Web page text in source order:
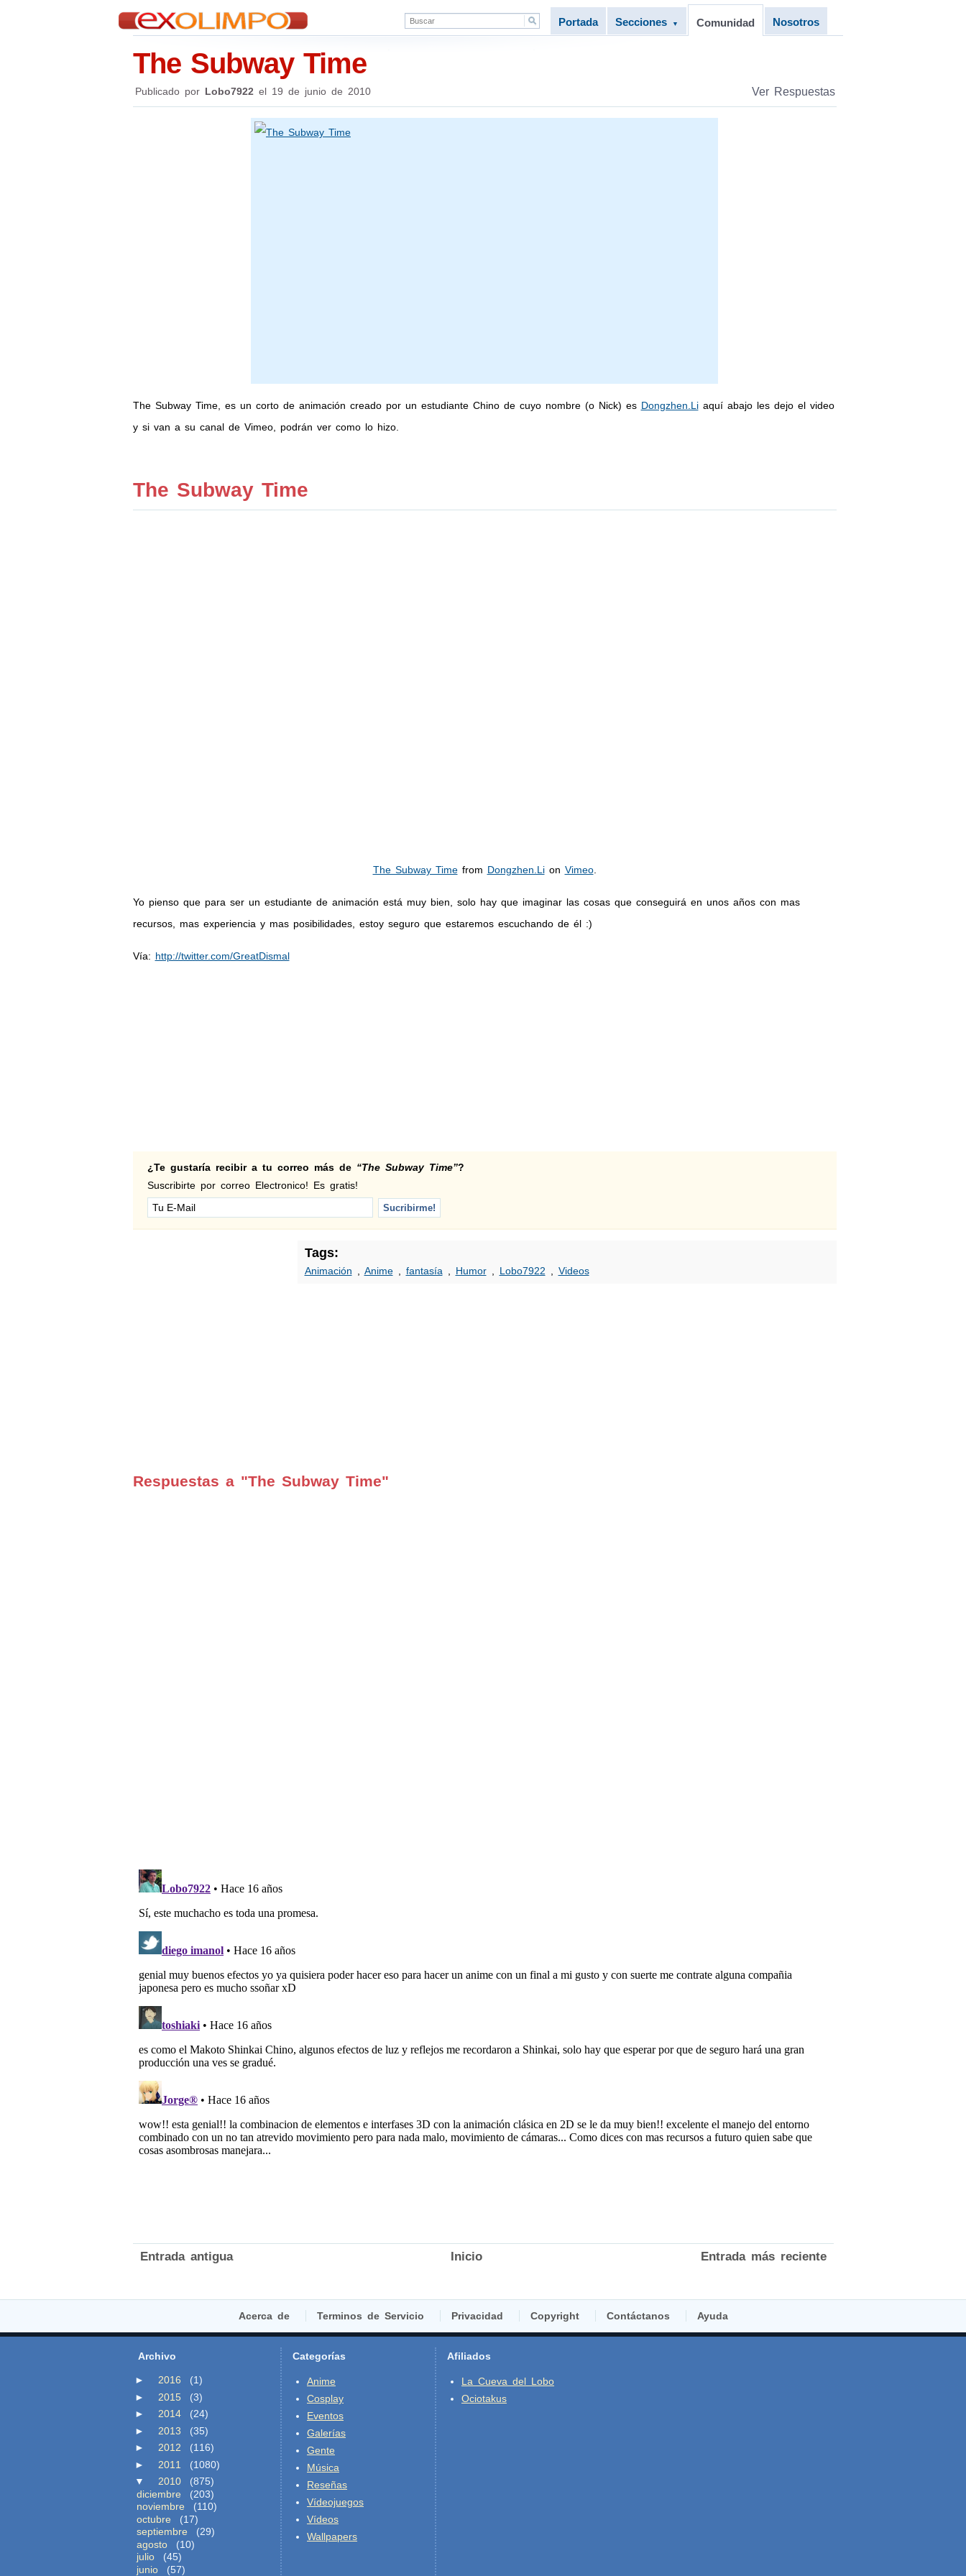
Portada Secciones ▼ Comunidad Nosotros
The Subway Time
Publicado por Lobo7922 el 19 de junio de 2010 Ver Respuestas
The Subway Time, es un corto de animación creado por un estudiante Chino de cuyo nombre (o Nick) es Dongzhen.Liaquí abajo les dejo el video
y si van a su canal de Vimeo, podrán ver como lo hizo.
The Subway Time
The Subway Timefrom Dongzhen.Lion Vimeo.
Yo pienso que para ser un estudiante de animación está muy bien, solo hay que imaginar las cosas que conseguirá en unos años con mas
recursos, mas experiencia y mas posibilidades, estoy seguro que estaremos escuchando de él :)
Vía: http://twitter.com/GreatDismal
¿Te gustaría recibir a tu correo más de “The Subway Time”?
Suscribirte por correo Electronico! Es gratis!
Tags:
Animación Anime, fantasía Humor, Lobo7922 Videos
Respuestas a "The Subway Time"
Entrada más reciente
Entrada antigua Inicio
Acerca de Terminos de Servicio Privacidad Copyright Contáctanos Ayuda
Archivo
► 2016
(1)
►
2015
(3)
►
2014
(24)
►
2013
(35)
►
2012
(116)
►
2011
(1080)
▼
2010
(875)
diciembre
(203)
noviembre
(110)
octubre
(17)
septiembre
(29)
agosto
(10)
julio
(45)
junio
(57)
Categorías
Anime
Cosplay
Eventos
Galerías
Gente
Música
Reseñas
Vídeojuegos
Vídeos
Wallpapers
Afiliados
La Cueva del Lobo
Ociotakus